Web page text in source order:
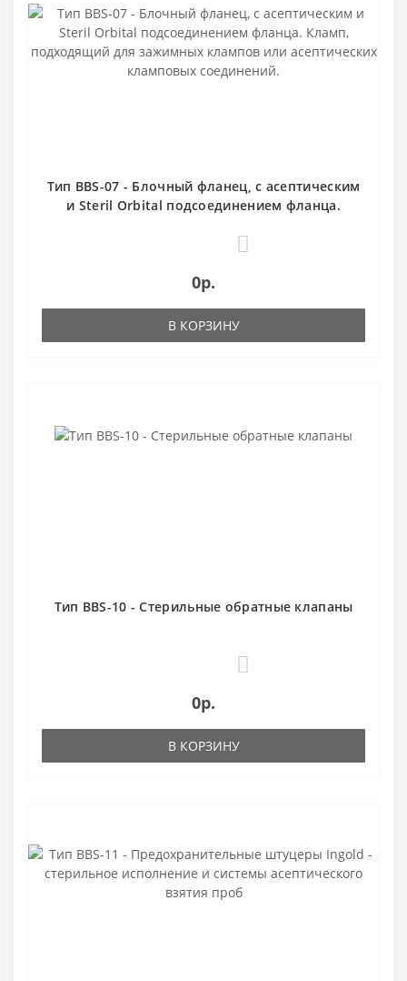
Тип BBS-07 - Блочный фланец, с асептическим
и Steril Orbital подсоединением фланца.
0р.
В КОРЗИНУ
Тип BBS-10 - Стерильные обратные клапаны
0р.
В КОРЗИНУ